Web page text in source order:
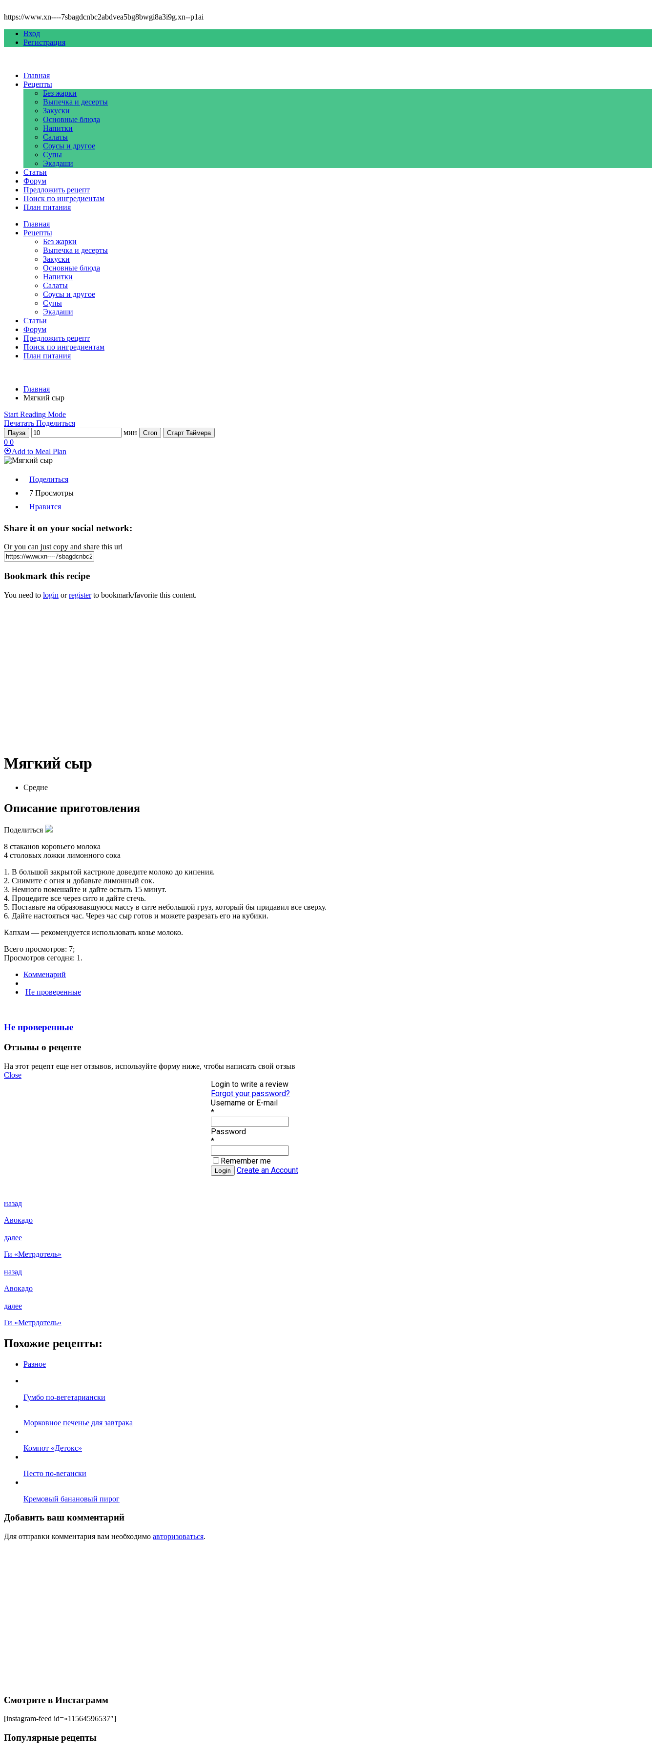
https://www.xn----7sbagdcnbc2abdvea5bg8bwgi8a3i9g.xn--p1ai
Вход
Регистрация
Главная
Рецепты
Без жарки
Выпечка и десерты
Закуски
Основные блюда
Напитки
Салаты
Соусы и другое
Супы
Экадаши
Статьи
Форум
Предложить рецепт
Поиск по ингредиентам
План питания
Главная
Рецепты
Без жарки
Выпечка и десерты
Закуски
Основные блюда
Напитки
Салаты
Соусы и другое
Супы
Экадаши
Статьи
Форум
Предложить рецепт
Поиск по ингредиентам
План питания
Главная
Мягкий сыр
Start Reading Mode
Печатать Поделиться
Пауза мин Стоп Старт Таймера
0 0
Add to Meal Plan
Поделиться
7 Просмотры
Нравится
Share it on your social network:
Or you can just copy and share this url
Bookmark this recipe
You need to login orregisterto bookmark/favorite this content.
Мягкий сыр
Средне
Описание приготовления
Поделиться
8 стаканов коровьего молока
4 столовых ложки лимонного сока
1. В большой закрытой кастрюле доведите молоко до кипения.
2. Снимите с огня и добавьте лимонный сок.
3. Немного помешайте и дайте остыть 15 минут.
4. Процедите все через сито и дайте стечь.
5. Поставьте на образовавшуюся массу в сите небольшой груз, который бы придавил все сверху.
6. Дайте настояться час. Через час сыр готов и можете разрезать его на кубики.
Капхам — рекомендуется использовать козье молоко.
Всего просмотров: 7;
Просмотров сегодня: 1.
Комменарий
Не проверенные
Не проверенные
Отзывы о рецепте
На этот рецепт еще нет отзывов, используйте форму ниже, чтобы написать свой отзыв
Close
Login to write a review
Forgot your password?
Username or E-mail
*
Password
*
Remember me
Create an Account
назад
Авокадо
далее
Ги «Метрдотель»
назад
Авокадо
далее
Ги «Метрдотель»
Похожие рецепты:
Разное
Гумбо по-вегетариански
Морковное печенье для завтрака
Компот «Детокс»
Песто по-вегански
Кремовый банановый пирог
Добавить ваш комментарий
Для отправки комментария вам необходимо авторизоваться.
Смотрите в Инстаграмм
[instagram-feed id=»11564596537″]
Популярные рецепты